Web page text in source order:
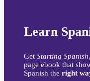
Learn
Get Starting Spanish
page ebook that
Spanish the right